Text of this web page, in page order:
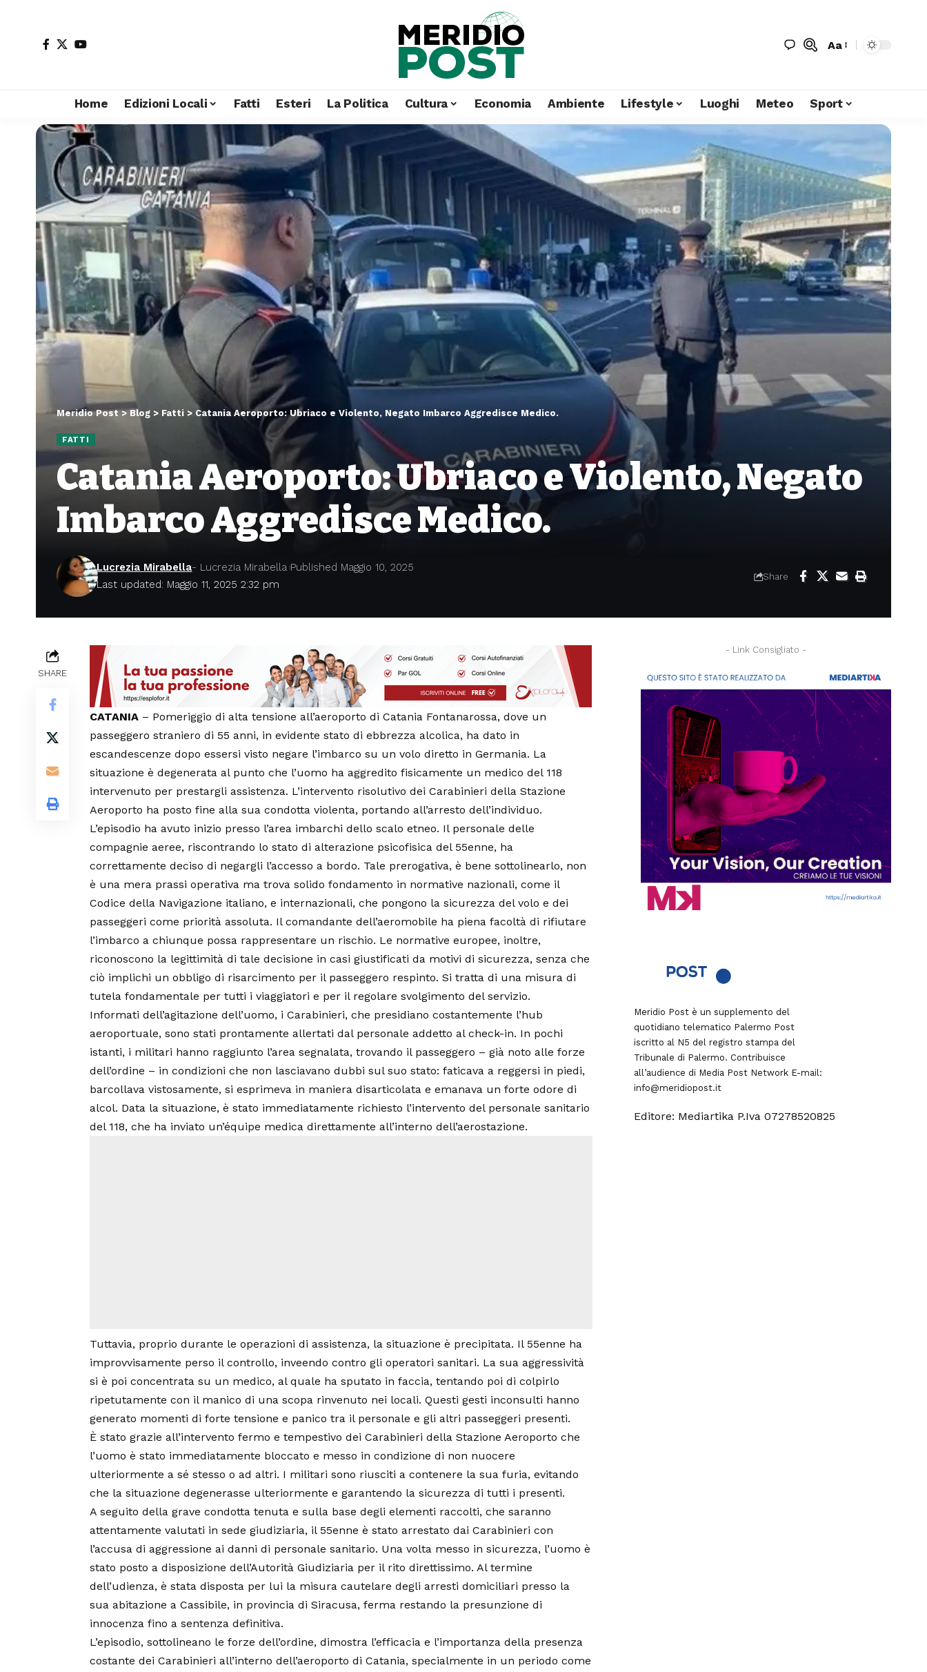
Aa
Home Edizioni Locali Fatti Esteri La Politica Cultura Economia Ambiente Lifestyle Luoghi Meteo Sport
Meridio Post>Blog > Fatti > Catania Aeroporto: Ubriaco e Violento, Negato Imbarco Aggredisce Medico.
FATTI
Catania Aeroporto: Ubriaco e Violento, Negato
Imbarco Aggredisce Medico.
Last updated: Maggio 11, 2025 2:32 pm
Lucrezia Mirabella- Lucrezia Mirabella Published Maggio 10, 2025
Share
SHARE
CATANIA – Pomeriggio di alta tensione all’aeroporto di Catania Fontanarossa, dove un
passeggero straniero di 55 anni, in evidente stato di ebbrezza alcolica, ha dato in
escandescenze dopo essersi visto negare l’imbarco su un volo diretto in Germania. La
situazione è degenerata al punto che l’uomo ha aggredito fisicamente un medico del 118
intervenuto per prestargli assistenza. L’intervento risolutivo dei Carabinieri della Stazione
Aeroporto ha posto fine alla sua condotta violenta, portando all’arresto dell’individuo.
L’episodio ha avuto inizio presso l’area imbarchi dello scalo etneo. Il personale delle
compagnie aeree, riscontrando lo stato di alterazione psicofisica del 55enne, ha
correttamente deciso di negargli l’accesso a bordo. Tale prerogativa, è bene sottolinearlo, non
è una mera prassi operativa ma trova solido fondamento in normative nazionali, come il
Codice della Navigazione italiano, e internazionali, che pongono la sicurezza del volo e dei
passeggeri come priorità assoluta. Il comandante dell’aeromobile ha piena facoltà di rifiutare
l’imbarco a chiunque possa rappresentare un rischio. Le normative europee, inoltre,
riconoscono la legittimità di tale decisione in casi giustificati da motivi di sicurezza, senza che
ciò implichi un obbligo di risarcimento per il passeggero respinto. Si tratta di una misura di
tutela fondamentale per tutti i viaggiatori e per il regolare svolgimento del servizio.
Informati dell’agitazione dell’uomo, i Carabinieri, che presidiano costantemente l’hub
aeroportuale, sono stati prontamente allertati dal personale addetto al check-in. In pochi
istanti, i militari hanno raggiunto l’area segnalata, trovando il passeggero – già noto alle forze
dell’ordine – in condizioni che non lasciavano dubbi sul suo stato: faticava a reggersi in piedi,
barcollava vistosamente, si esprimeva in maniera disarticolata e emanava un forte odore di
alcol. Data la situazione, è stato immediatamente richiesto l’intervento del personale sanitario
del 118, che ha inviato un’équipe medica direttamente all’interno dell’aerostazione.
Tuttavia, proprio durante le operazioni di assistenza, la situazione è precipitata. Il 55enne ha
improvvisamente perso il controllo, inveendo contro gli operatori sanitari. La sua aggressività
si è poi concentrata su un medico, al quale ha sputato in faccia, tentando poi di colpirlo
ripetutamente con il manico di una scopa rinvenuto nei locali. Questi gesti inconsulti hanno
generato momenti di forte tensione e panico tra il personale e gli altri passeggeri presenti.
È stato grazie all’intervento fermo e tempestivo dei Carabinieri della Stazione Aeroporto che
l’uomo è stato immediatamente bloccato e messo in condizione di non nuocere
ulteriormente a sé stesso o ad altri. I militari sono riusciti a contenere la sua furia, evitando
che la situazione degenerasse ulteriormente e garantendo la sicurezza di tutti i presenti.
A seguito della grave condotta tenuta e sulla base degli elementi raccolti, che saranno
attentamente valutati in sede giudiziaria, il 55enne è stato arrestato dai Carabinieri con
l’accusa di aggressione ai danni di personale sanitario. Una volta messo in sicurezza, l’uomo è
stato posto a disposizione dell’Autorità Giudiziaria per il rito direttissimo. Al termine
dell’udienza, è stata disposta per lui la misura cautelare degli arresti domiciliari presso la
sua abitazione a Cassibile, in provincia di Siracusa, ferma restando la presunzione di
innocenza fino a sentenza definitiva.
L’episodio, sottolineano le forze dell’ordine, dimostra l’efficacia e l’importanza della presenza
costante dei Carabinieri all’interno dell’aeroporto di Catania, specialmente in un periodo come
- Link Consigliato -
Meridio Post è un supplemento del
quotidiano telematico Palermo Post
iscritto al N5 del registro stampa del
Tribunale di Palermo. Contribuisce
all’audience di Media Post NetworkE-mail:
info@meridiopost.it
Editore: Mediartika P.Iva 07278520825